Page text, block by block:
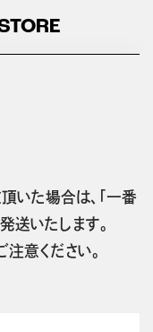
いた場合は、「一番
送いたします。
意ください。